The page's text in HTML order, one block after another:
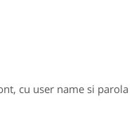
cu user name si parola